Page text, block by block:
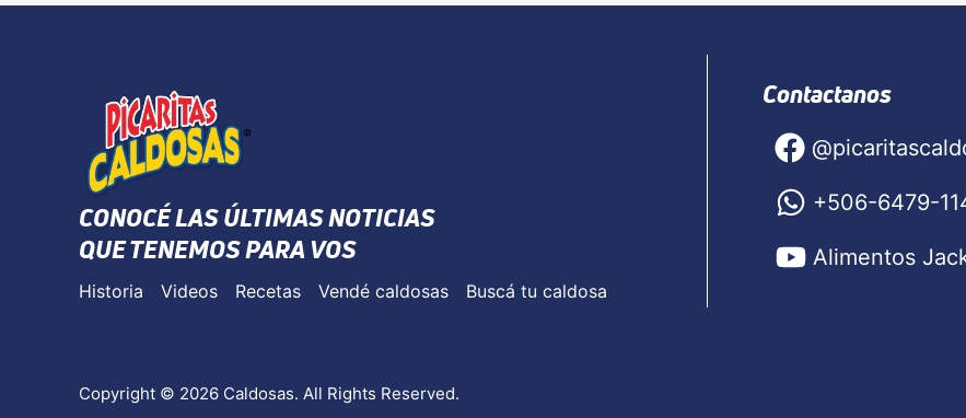
CONOCÉ LAS ÚLTIMAS NOTICIAS
QUE TENEMOS PARA VOS
Historia Videos Recetas Vendé caldosas Buscá tu caldosa
Contactanos
+506-6479-
Alimentos
Copyright © 2026 Caldosas. All Rights Reserved.